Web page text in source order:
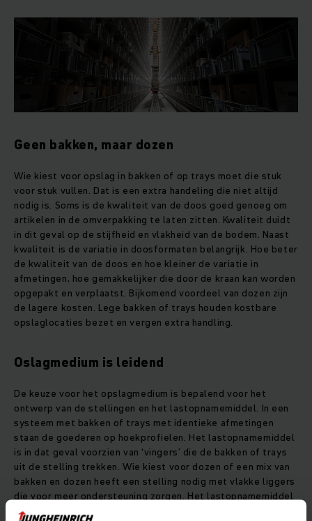
Geen bakken, maar dozen
Wie kiest voor opslag in bakken of op trays moet die stuk
voor stuk vullen. Dat is een extra handeling die niet altijd
nodig is. Soms is de kwaliteit van de doos goed genoeg om
artikelen in de omverpakking te laten zitten. Kwaliteit duidt
in dit geval op de stijfheid en vlakheid van de bodem. Naast
kwaliteit is de variatie in doosformaten belangrijk. Hoe beter
de kwaliteit van de doos en hoe kleiner de variatie in
afmetingen, hoe gemakkelijker die door de kraan kan worden
opgepakt en verplaatst. Bijkomend voordeel van dozen zijn
de lagere kosten. Lege bakken of trays houden kostbare
opslaglocaties bezet en vergen extra handling.
Oslagmedium is leidend
De keuze voor het opslagmedium is bepalend voor het
ontwerp van de stellingen en het lastopnamemiddel. In een
systeem met bakken of trays met identieke afmetingen
staan de goederen op hoekprofielen. Het lastopnamemiddel
is in dat geval voorzien van ‘vingers’ die de bakken of trays
uit de stelling trekken. Wie kiest voor dozen of een mix van
bakken en dozen heeft een stelling nodig met vlakke liggers
die voor meer ondersteuning zorgen. Het lastopnamemiddel
pakt in dat geval de dozen op via de onderkant of de beide